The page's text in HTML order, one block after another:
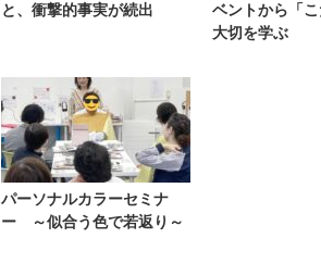
と、衝撃的事実が続出
ベントから「
大切を学ぶ
パーソナルカラーセミナ
ー ～似合う色で若返り～